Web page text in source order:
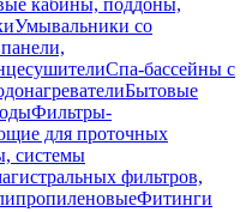
кабины, поддоны,
Умывальники со
Спа-бассейны с
Бытовые
Фильтры-
для проточных
системы
фильтров,
Фитинги